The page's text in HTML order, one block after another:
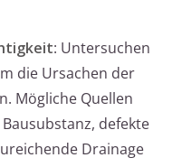
: Untersuchen
die Ursachen der
Mögliche Quellen
defekte
Drainage